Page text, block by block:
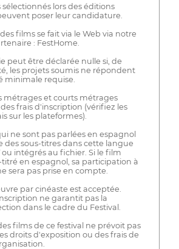
sélectionnés lors des éditions
poser leur candidature.
films se fait via le Web via notre
: FestHome.
peut être déclarée nulle si, de
les projets soumis ne répondent
minimale requise.
métrages et courts métrages
frais d'inscription (vérifiez les
sur les plateformes).
ne sont pas parlées en espagnol
des sous-titres dans cette langue
ou intégrés au fichier. Si le film
titré en espagnol, sa participation à
sera pas prise en compte.
par cinéaste est acceptée.
ne garantit pas la
dans le cadre du Festival.
films de ce festival ne prévoit pas
droits d'exposition ou des frais de